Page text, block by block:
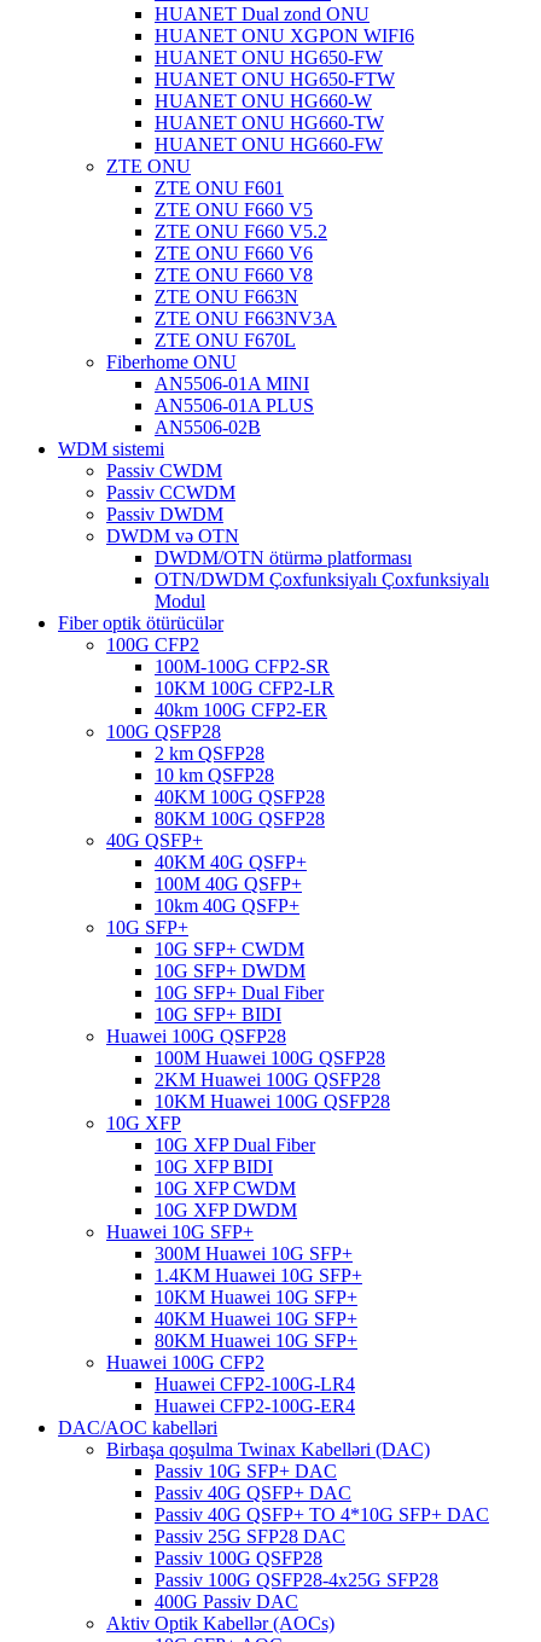
HUANET Dual zond ONU
HUANET ONU XGPON WIFI6
HUANET ONU HG650-FW
HUANET ONU HG650-FTW
HUANET ONU HG660-W
HUANET ONU HG660-TW
HUANET ONU HG660-FW
ZTE ONU
ZTE ONU F601
ZTE ONU F660 V5
ZTE ONU F660 V5.2
ZTE ONU F660 V6
ZTE ONU F660 V8
ZTE ONU F663N
ZTE ONU F663NV3A
ZTE ONU F670L
Fiberhome ONU
AN5506-01A MINI
AN5506-01A PLUS
AN5506-02B
WDM sistemi
Passiv CWDM
Passiv CCWDM
Passiv DWDM
DWDM və OTN
DWDM/OTN ötürmə platforması
OTN/DWDM Çoxfunksiyalı Çoxfunksiyalı
Modul
Fiber optik ötürücülər
100G CFP2
100M-100G CFP2-SR
10KM 100G CFP2-LR
40km 100G CFP2-ER
100G QSFP28
2 km QSFP28
10 km QSFP28
40KM 100G QSFP28
80KM 100G QSFP28
40G QSFP+
40KM 40G QSFP+
100M 40G QSFP+
10km 40G QSFP+
10G SFP+
10G SFP+ CWDM
10G SFP+ DWDM
10G SFP+ Dual Fiber
10G SFP+ BIDI
Huawei 100G QSFP28
100M Huawei 100G QSFP28
2KM Huawei 100G QSFP28
10KM Huawei 100G QSFP28
10G XFP
10G XFP Dual Fiber
10G XFP BIDI
10G XFP CWDM
10G XFP DWDM
Huawei 10G SFP+
300M Huawei 10G SFP+
1.4KM Huawei 10G SFP+
10KM Huawei 10G SFP+
40KM Huawei 10G SFP+
80KM Huawei 10G SFP+
Huawei 100G CFP2
Huawei CFP2-100G-LR4
Huawei CFP2-100G-ER4
DAC/AOC kabelləri
Birbaşa qoşulma Twinax Kabelləri (DAC)
Passiv 10G SFP+ DAC
Passiv 40G QSFP+ DAC
Passiv 40G QSFP+ TO 4*10G SFP+ DAC
Passiv 25G SFP28 DAC
Passiv 100G QSFP28
Passiv 100G QSFP28-4x25G SFP28
400G Passiv DAC
Aktiv Optik Kabellər (AOCs)